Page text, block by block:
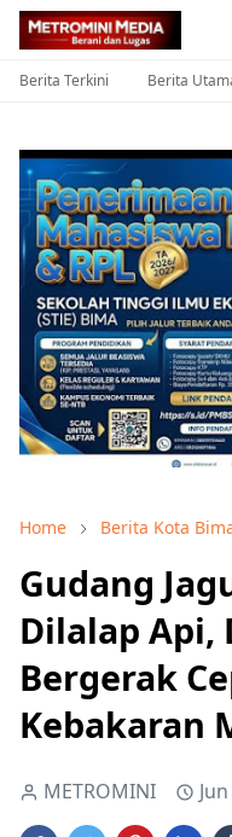
Berita Terkini Berita
Home Berita Kota
Gudang
Dilalap Api,
Bergerak
Kebakaran
METROMINI